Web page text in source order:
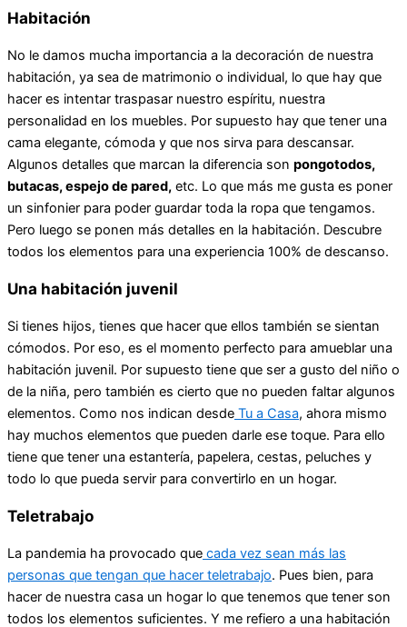
Habitación
No le damos mucha importancia a la decoración de nuestra
habitación, ya sea de matrimonio o individual, lo que hay que
hacer es intentar traspasar nuestro espíritu, nuestra
personalidad en los muebles. Por supuesto hay que tener una
cama elegante, cómoda y que nos sirva para descansar.
Algunos detalles que marcan la diferencia son pongotodos,
butacas, espejo de pared, etc. Lo que más me gusta es poner
un sinfonier para poder guardar toda la ropa que tengamos.
Pero luego se ponen más detalles en la habitación. Descubre
todos los elementos para una experiencia 100% de descanso.
Una habitación juvenil
Si tienes hijos, tienes que hacer que ellos también se sientan
cómodos. Por eso, es el momento perfecto para amueblar una
habitación juvenil. Por supuesto tiene que ser a gusto del niño o
de la niña, pero también es cierto que no pueden faltar algunos
elementos. Como nos indican desde Tu a Casa, ahora mismo
hay muchos elementos que pueden darle ese toque. Para ello
tiene que tener una estantería, papelera, cestas, peluches y
todo lo que pueda servir para convertirlo en un hogar.
Teletrabajo
La pandemia ha provocado que cada vez sean más las
personas que tengan que hacer teletrabajo. Pues bien, para
hacer de nuestra casa un hogar lo que tenemos que tener son
todos los elementos suficientes. Y me refiero a una habitación